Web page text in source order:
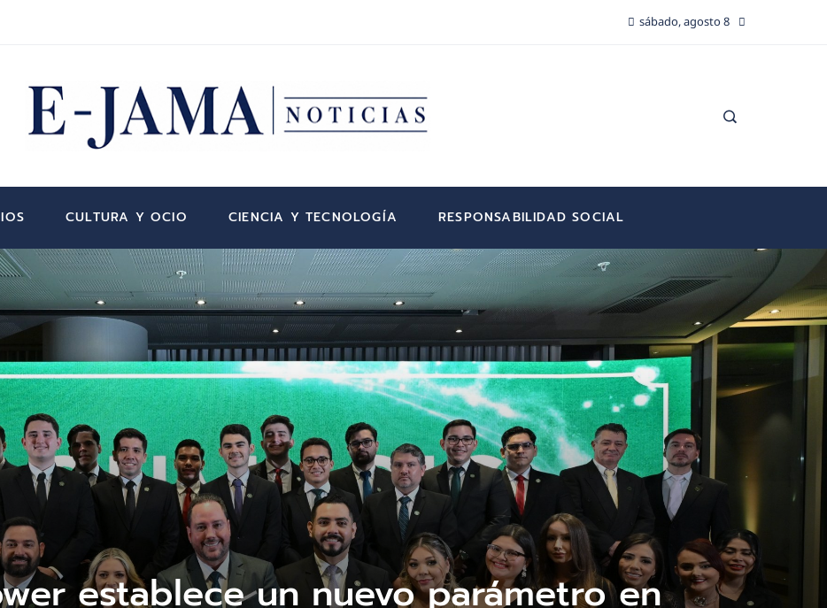
sábado, agosto 8
CULTURA Y OCIO CIENCIA Y TECNOLOGÍA RESPONSABILIDAD SOCIAL
establece un nuevo parámetro en